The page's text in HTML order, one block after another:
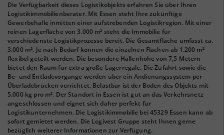
Die Verfügbarkeit dieses Logistikobjekts erfahren Sie über Ihren
Logistikimmobilienberater. Mit Essen steht Ihre zukünftige
Gewerbehalle inmitten einer aufstrebenden Logistikregion. Mit einer
reinen Lagerfläche von 3.000 m² steht die Immobilie für
verschiedenste Logistikprozesse bereit. Die Gesamtfläche umfasst ca.
3.000 m². Je nach Bedarf können die einzelnen Flächen ab 1.200 m²
flexibel geteilt werden. Die besondere Hallenhöhe von 7,5 Metern
bietet den Raum für extra große Lagerregale. Die Zufahrt sowie die
Be- und Entladevorgänge werden über ein Andienungssystem per
Überladebrücken verrichtet. Belastbar ist der Boden des Objekts mit
5.000 kg pro m². Der Standort in Essen ist gut an das Verkehrsnetz
angeschlossen und eignet sich daher perfekt für
Logistikunternehmen. Die Logistikimmobilie bei 45329 Essen kann ab
sofort gemietet werden. Die Logivest Gruppe steht Ihnen gerne
bezüglich weiterer Informationen zur Verfügung.